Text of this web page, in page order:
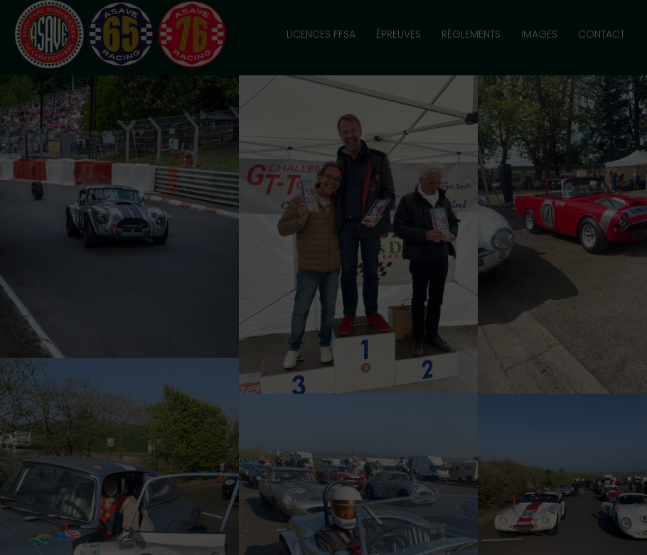
LICENCES FFSA ÉPREUVES RÈGLEMENTS IMAGES CONTACT